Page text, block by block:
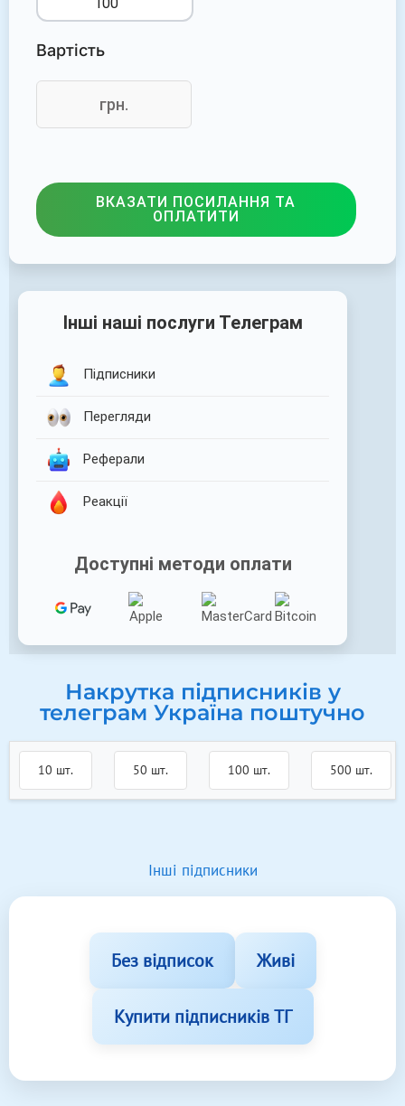
Вартість
грн.
ВКАЗАТИ ПОСИЛАННЯ ТА
ОПЛАТИТИ
Інші наші послуги Телеграм
Підписники
Перегляди
Реферали
Реакції
Доступні методи оплати
Накрутка підписників у
телеграм Україна поштучно
10 шт. 50 шт. 100 шт. 500 шт.
Інші підписники
Без відписок Живі
Купити підписників ТГ